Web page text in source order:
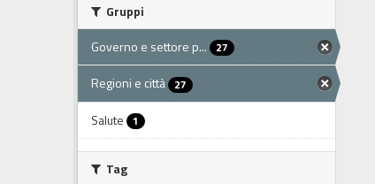
Gruppi
Governo e settore p...
27
Regioni e città 27
Salute 1
Tag